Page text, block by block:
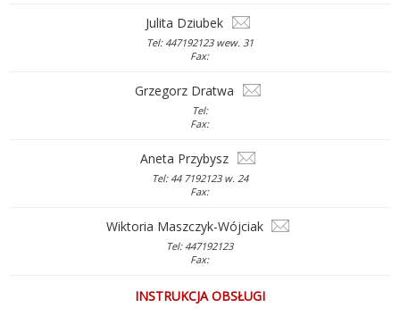
Julita Dziubek
Tel: 447192123 wew. 31
Fax:
Grzegorz Dratwa
Tel:
Fax:
Aneta Przybysz
Tel: 44 7192123 w. 24
Fax:
Wiktoria Maszczyk-Wójciak
Tel: 447192123
Fax:
INSTRUKCJA OBSŁUGI